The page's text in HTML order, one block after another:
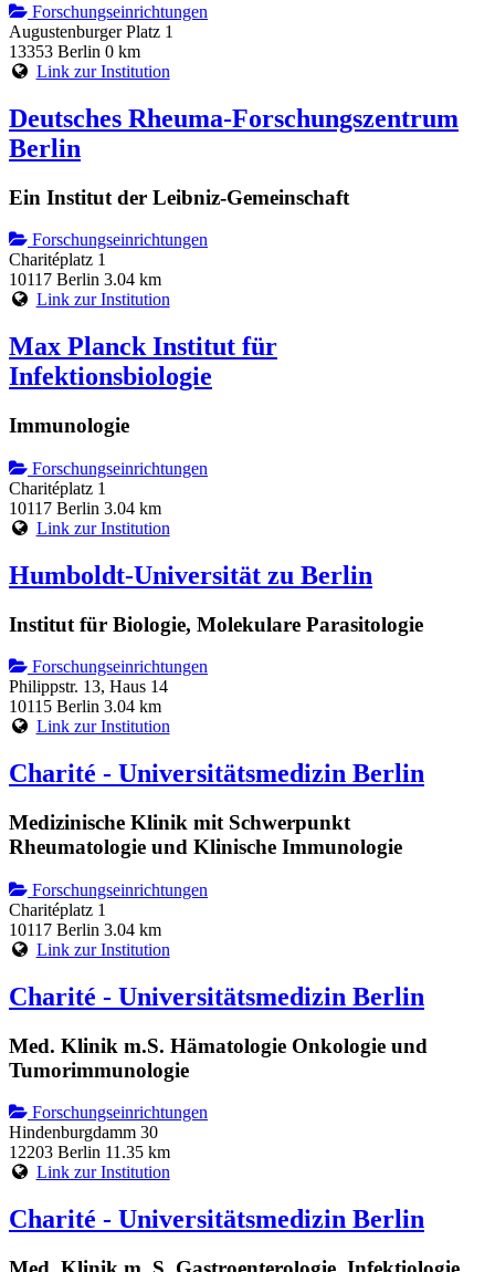
Forschungseinrichtungen
Augustenburger Platz 1
13353 Berlin 0 km
Link zur Institution
Deutsches Rheuma-Forschungszentrum
Berlin
Ein Institut der Leibniz-Gemeinschaft
Forschungseinrichtungen
Charitéplatz 1
10117 Berlin 3.04 km
Link zur Institution
Max Planck Institut für
Infektionsbiologie
Immunologie
Forschungseinrichtungen
Charitéplatz 1
10117 Berlin 3.04 km
Link zur Institution
Humboldt-Universität zu Berlin
Institut für Biologie, Molekulare Parasitologie
Forschungseinrichtungen
Philippstr. 13, Haus 14
10115 Berlin 3.04 km
Link zur Institution
Charité - Universitätsmedizin Berlin
Medizinische Klinik mit Schwerpunkt
Rheumatologie und Klinische Immunologie
Forschungseinrichtungen
Charitéplatz 1
10117 Berlin 3.04 km
Link zur Institution
Charité - Universitätsmedizin Berlin
Med. Klinik m.S. Hämatologie Onkologie und
Tumorimmunologie
Forschungseinrichtungen
Hindenburgdamm 30
12203 Berlin 11.35 km
Link zur Institution
Charité - Universitätsmedizin Berlin